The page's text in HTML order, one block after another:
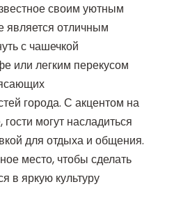
своим уютным
является отличным
с чашечкой
или легким перекусом
города. С акцентом на
могут насладиться
для отдыха и общения.
место, чтобы сделать
в яркую культуру